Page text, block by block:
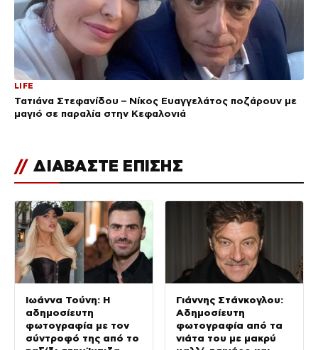
LIFE
Τατιάνα Στεφανίδου – Νίκος Ευαγγελάτος ποζάρουν με
μαγιό σε παραλία στην Κεφαλονιά
// ΔΙΑΒΑΣΤΕ ΕΠΙΣΗΣ
Ιωάννα Τούνη: Η
αδημοσίευτη
φωτογραφία με τον
σύντροφό της από το
Γιάννης Στάνκογλου:
Αδημοσίευτη
φωτογραφία από τα
νιάτα του με μακρύ